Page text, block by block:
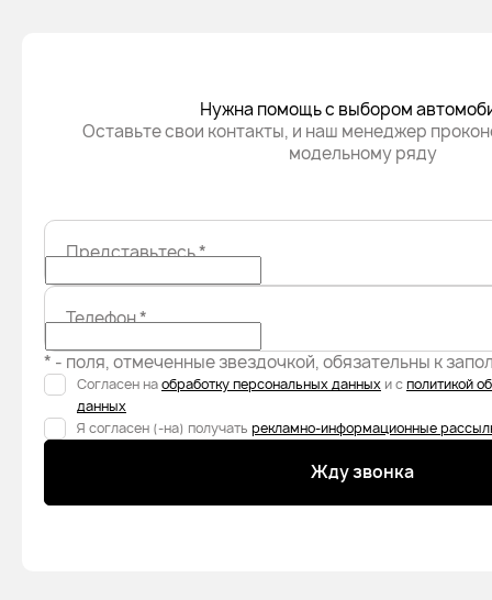
Нужна помощь с выбором
Оставьте свои контакты, и наш менеджер
модельному ряду
Представьтесь*
Телефон*
* - поля, отмеченные звездочкой, обязательны к
Согласен наобработку персональных данных и сполитикой
данных
Я согласен (-на) получать рекламно-информационные
Жду звонка